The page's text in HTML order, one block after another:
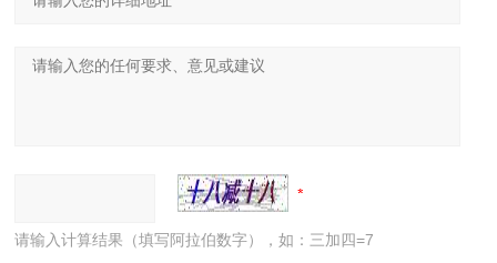
请输入计算结果（填写阿拉伯数字），如：三加四=7